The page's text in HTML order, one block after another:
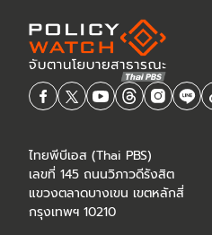
ไทยพีบีเอส (Thai PBS)
เลขที่ 145 ถนนวิภาวดีรังสิต
แขวงตลาดบางเขน เขตหลักสี่
กรุงเทพฯ 10210